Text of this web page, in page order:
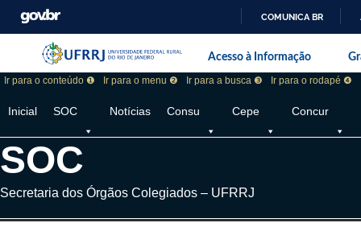
COMUNICA BR
Pular barra institucional
Barra institucional da Universidade
Acesso à Informação
Ir para o conteúdo ❶ Ir para o menu ❷ Ir para a busca ❸ Ir para o rodapé ❹
Inicial SOC Notícias Consu Cepe Concur
SOC
Secretaria dos Órgãos Colegiados – UFRRJ